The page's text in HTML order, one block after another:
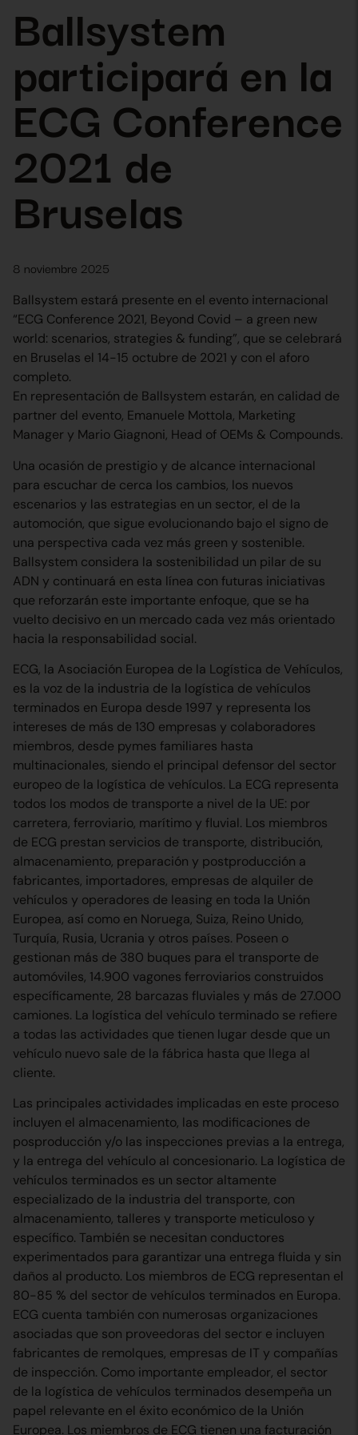
Ballsystem
participará en la
ECG Conference
2021 de
Bruselas
8 noviembre 2025
Ballsystem estará presente en el evento internacional
“ECG Conference 2021, Beyond Covid – a green new
world: scenarios, strategies & funding”, que se celebrará
en Bruselas el 14-15 octubre de 2021 y con el aforo
completo.
En representación de Ballsystem estarán, en calidad de
partner del evento, Emanuele Mottola, Marketing
Manager y Mario Giagnoni, Head of OEMs & Compounds.
Una ocasión de prestigio y de alcance internacional
para escuchar de cerca los cambios, los nuevos
escenarios y las estrategias en un sector, el de la
automoción, que sigue evolucionando bajo el signo de
una perspectiva cada vez más green y sostenible.
Ballsystem considera la sostenibilidad un pilar de su
ADN y continuará en esta línea con futuras iniciativas
que reforzarán este importante enfoque, que se ha
vuelto decisivo en un mercado cada vez más orientado
hacia la responsabilidad social.
ECG, la Asociación Europea de la Logística de Vehículos,
es la voz de la industria de la logística de vehículos
terminados en Europa desde 1997 y representa los
intereses de más de 130 empresas y colaboradores
miembros, desde pymes familiares hasta
multinacionales, siendo el principal defensor del sector
europeo de la logística de vehículos. La ECG representa
todos los modos de transporte a nivel de la UE: por
carretera, ferroviario, marítimo y fluvial. Los miembros
de ECG prestan servicios de transporte, distribución,
almacenamiento, preparación y postproducción a
fabricantes, importadores, empresas de alquiler de
vehículos y operadores de leasing en toda la Unión
Europea, así como en Noruega, Suiza, Reino Unido,
Turquía, Rusia, Ucrania y otros países. Poseen o
gestionan más de 380 buques para el transporte de
automóviles, 14.900 vagones ferroviarios construidos
específicamente, 28 barcazas fluviales y más de 27.000
camiones. La logística del vehículo terminado se refiere
a todas las actividades que tienen lugar desde que un
vehículo nuevo sale de la fábrica hasta que llega al
cliente.
Las principales actividades implicadas en este proceso
incluyen el almacenamiento, las modificaciones de
posproducción y/o las inspecciones previas a la entrega,
y la entrega del vehículo al concesionario. La logística de
vehículos terminados es un sector altamente
especializado de la industria del transporte, con
almacenamiento, talleres y transporte meticuloso y
específico. También se necesitan conductores
experimentados para garantizar una entrega fluida y sin
daños al producto. Los miembros de ECG representan el
80-85 % del sector de vehículos terminados en Europa.
ECG cuenta también con numerosas organizaciones
asociadas que son proveedoras del sector e incluyen
fabricantes de remolques, empresas de IT y compañías
de inspección. Como importante empleador, el sector
de la logística de vehículos terminados desempeña un
papel relevante en el éxito económico de la Unión
Europea. Los miembros de ECG tienen una facturación